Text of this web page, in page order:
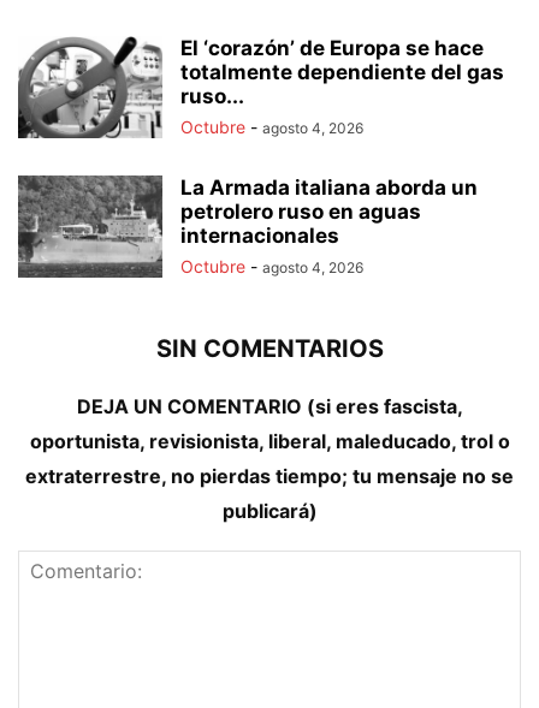
El ‘corazón’ de Europa se hace
totalmente dependiente del gas
ruso...
Octubre - agosto 4, 2026
La Armada italiana aborda un
petrolero ruso en aguas
internacionales
Octubre - agosto 4, 2026
SIN COMENTARIOS
DEJA UN COMENTARIO (si eres fascista,
oportunista, revisionista, liberal, maleducado, trol o
extraterrestre, no pierdas tiempo; tu mensaje no se
publicará)